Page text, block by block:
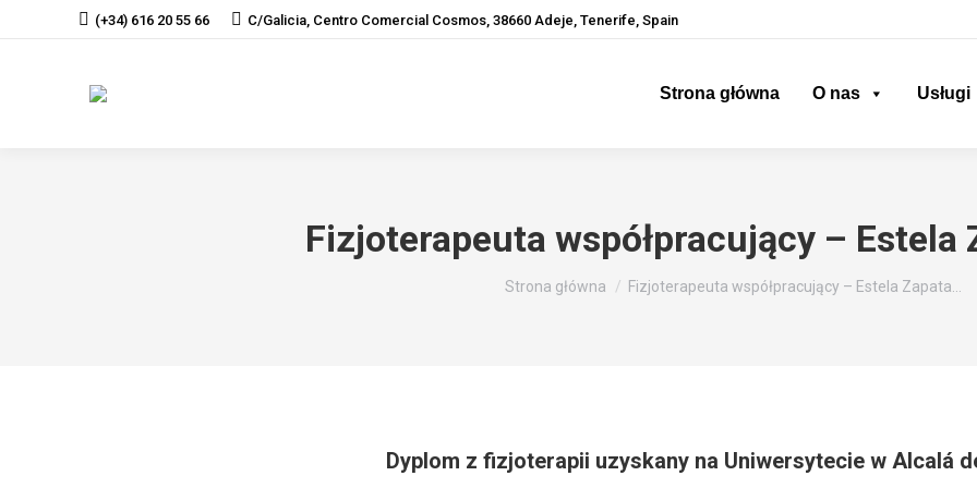
(+34) 616 20 55 66 C/Galicia, Centro Comercial Cosmos, 38660 Adeje, Tenerife, Spain
Strona główna O nas Usługi
Fizjoterapeuta współpracujący – Estela
Jesteś tutaj:
Strona główna Fizjoterapeuta współpracujący – Estela Zapata…
Dyplom z fizjoterapii uzyskany na Uniwersytecie w Alcalá